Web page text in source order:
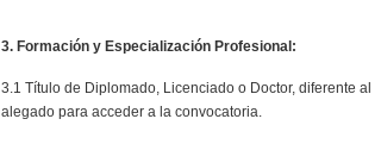
3. Formación y Especialización Profesional:
3.1 Título de Diplomado, Licenciado o Doctor, diferente al
alegado para acceder a la convocatoria.